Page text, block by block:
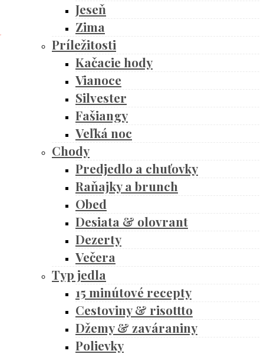
Jeseň
Zima
Príležitosti
Kačacie hody
Vianoce
Silvester
Fašiangy
Veľká noc
Chody
Predjedlo a chuťovky
Raňajky a brunch
Obed
Desiata & olovrant
Dezerty
Večera
Typ jedla
15 minútové recepty
Cestoviny & risottto
Džemy & zaváraniny
Polievky